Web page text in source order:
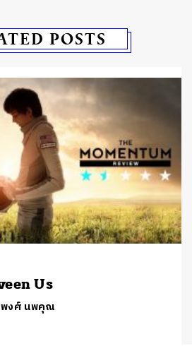
POSTS
Us
พงศ์ นพคุณ